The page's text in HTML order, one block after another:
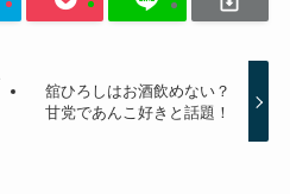
舘ひろしはお酒飲めない？
甘党であんこ好きと話題！